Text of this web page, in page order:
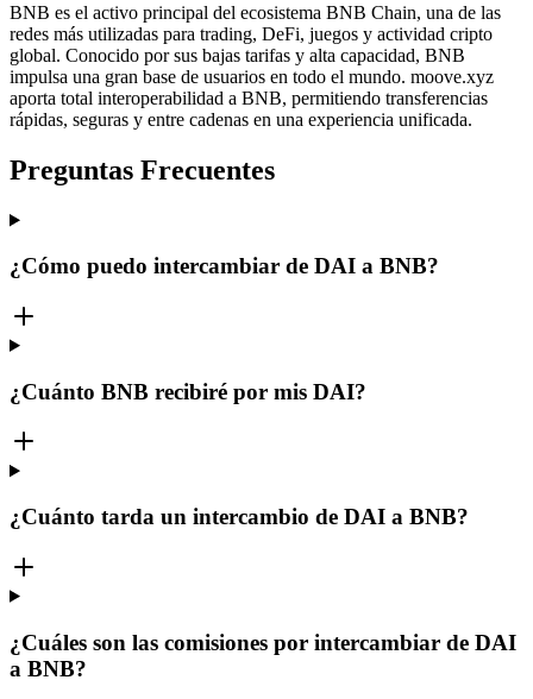
BNB es el activo principal del ecosistema BNB Chain, una de las
redes más utilizadas para trading, DeFi, juegos y actividad cripto
global. Conocido por sus bajas tarifas y alta capacidad, BNB
impulsa una gran base de usuarios en todo el mundo. moove.xyz
aporta total interoperabilidad a BNB, permitiendo transferencias
rápidas, seguras y entre cadenas en una experiencia unificada.
Preguntas Frecuentes
¿Cómo puedo intercambiar de DAI a BNB?
¿Cuánto BNB recibiré por mis DAI?
¿Cuánto tarda un intercambio de DAI a BNB?
¿Cuáles son las comisiones por intercambiar de DAI
a BNB?